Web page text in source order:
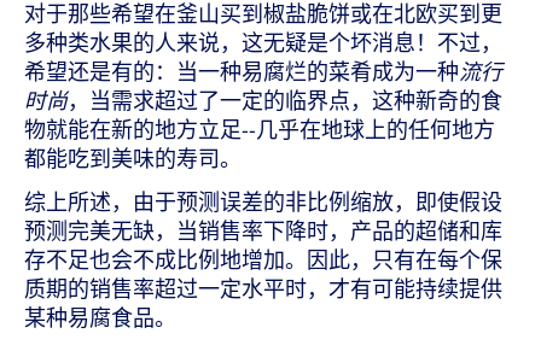
对于那些希望在釜山买到椒盐脆饼或在北欧买到更
多种类水果的人来说，这无疑是个坏消息！不过，
希望还是有的：当一种易腐烂的菜肴成为一种流行
时尚，当需求超过了一定的临界点，这种新奇的食
物就能在新的地方立足--几乎在地球上的任何地方
都能吃到美味的寿司。
综上所述，由于预测误差的非比例缩放，即使假设
预测完美无缺，当销售率下降时，产品的超储和库
存不足也会不成比例地增加。因此，只有在每个保
质期的销售率超过一定水平时，才有可能持续提供
某种易腐食品。